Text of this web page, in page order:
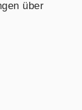
über